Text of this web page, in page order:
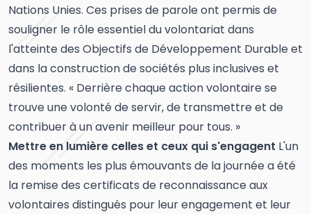
Nations Unies. Ces prises de parole ont permis de
souligner le rôle essentiel du volontariat dans
l'atteinte des Objectifs de Développement Durable et
dans la construction de sociétés plus inclusives et
résilientes. « Derrière chaque action volontaire se
trouve une volonté de servir, de transmettre et de
contribuer à un avenir meilleur pour tous. »
Mettre en lumière celles et ceux qui s'engagent L'un
des moments les plus émouvants de la journée a été
la remise des certificats de reconnaissance aux
volontaires distingués pour leur engagement et leur